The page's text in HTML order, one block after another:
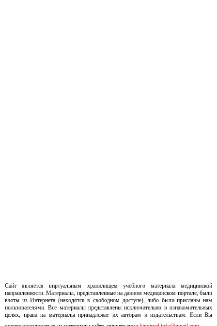
Сайт является виртуальным хранилищем учебного материала медицинской
направленности. Материалы, представленные на данном медицинском портале, были
взяты из Интернета (находятся в свободном доступе), либо были присланы нам
пользователями. Все материалы представлены исключительно в ознакомительных
целях, права на материалы принадлежат их авторам и издательствам. Если Вы